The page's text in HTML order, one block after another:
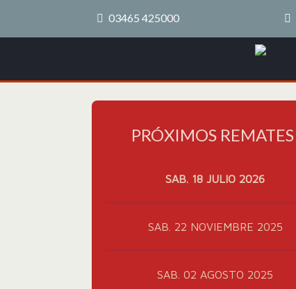
03465 425000
PRÓXIMOS REMATES
SAB. 18 JULIO 2026
SAB. 22 NOVIEMBRE 2025
SAB. 02 AGOSTO 2025